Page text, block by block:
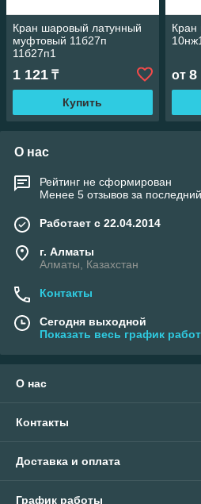
Кран шаровый латунный
муфтовый 11б27п
11б27п1
1 121 ₸
Купить
от 8
О нас
Рейтинг не сформирован
Менее 5 отзывов за
Работает с 22.04.2014
г. Алматы
Алматы, Казахстан
Контакты
Сегодня выходной
Показать весь график
О нас
Контакты
Доставка и оплата
График работы